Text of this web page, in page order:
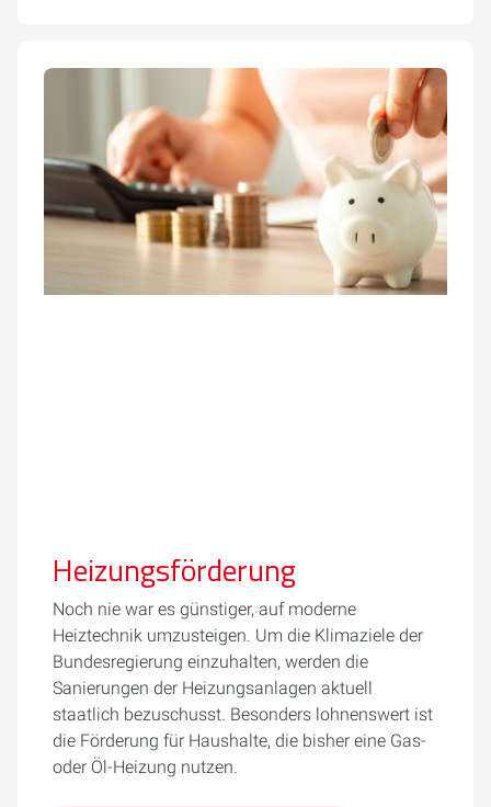
Heizungsförderung
Noch nie war es günstiger, auf moderne
Heiztechnik umzusteigen. Um die Klimaziele der
Bundesregierung einzuhalten, werden die
Sanierungen der Heizungsanlagen aktuell
staatlich bezuschusst. Besonders lohnenswert ist
die Förderung für Haushalte, die bisher eine Gas-
oder Öl-Heizung nutzen.